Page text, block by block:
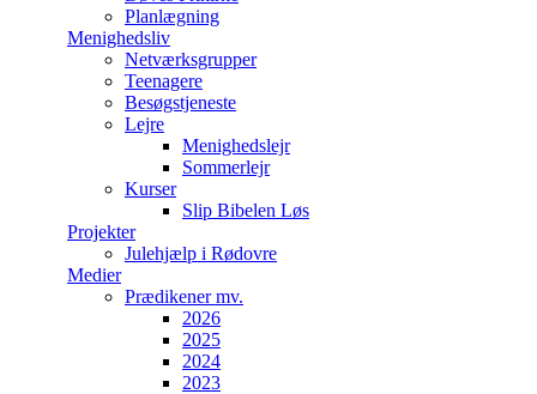
Planlægning
Menighedsliv
Netværksgrupper
Teenagere
Besøgstjeneste
Lejre
Menighedslejr
Sommerlejr
Kurser
Slip Bibelen Løs
Projekter
Julehjælp i Rødovre
Medier
Prædikener mv.
2026
2025
2024
2023